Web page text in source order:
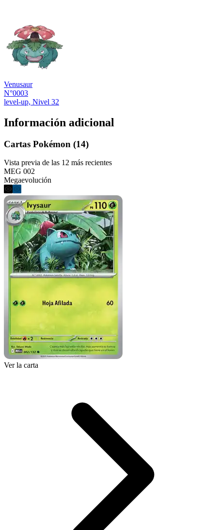
Venusaur
N°0003
level-up, Nivel 32
Información adicional
Cartas Pokémon (14)
Vista previa de las 12 más recientes
MEG 002
Megaevolución
Ver la carta